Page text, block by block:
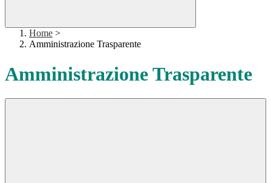
Home >
Amministrazione Trasparente
Amministrazione Trasparente